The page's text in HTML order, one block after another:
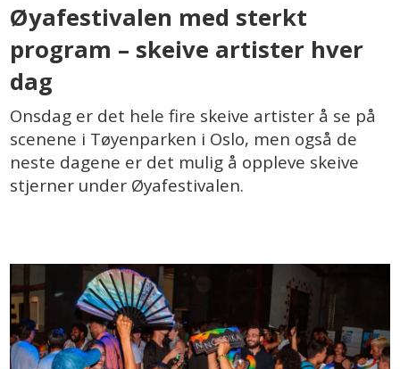
Øyafestivalen med sterkt
program – skeive artister hver
dag
Onsdag er det hele fire skeive artister å se på
scenene i Tøyenparken i Oslo, men også de
neste dagene er det mulig å oppleve skeive
stjerner under Øyafestivalen.